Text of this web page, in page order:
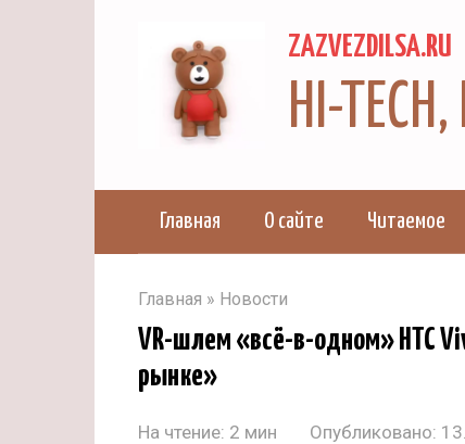
ZAZVEZDILSA.RU
HI-
Главная О сайте Читаемое
Главная » Новости
VR-шлем «всё-в-одном» HTC
рынке»
На чтение: 2 мин Опубликовано: